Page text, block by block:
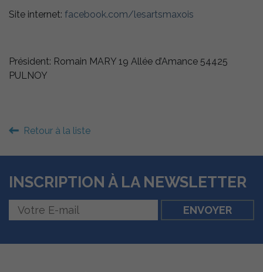
Site internet: facebook.com/lesartsmaxois
Président: Romain MARY 19 Allée d’Amance 54425
PULNOY
Retour à la liste
INSCRIPTION À LA NEWSLETTER